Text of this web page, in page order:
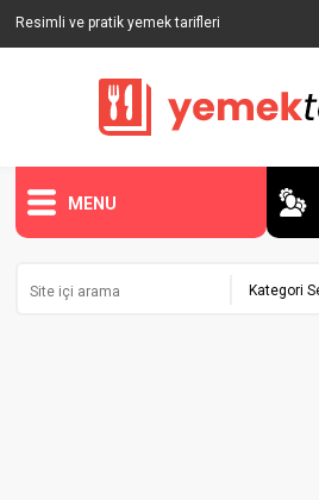
Resimli ve pratik yemek tarifleri
MENU